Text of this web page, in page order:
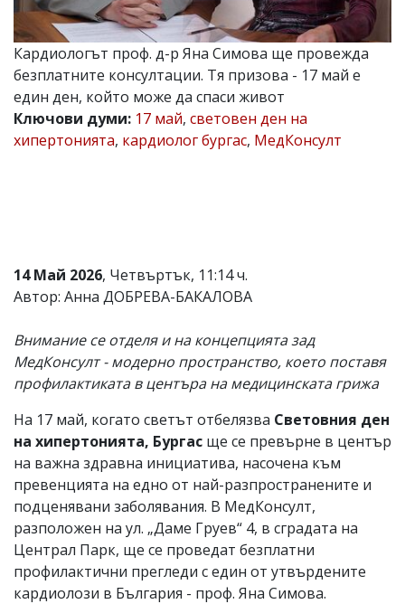
Главен
редактор:
Иван
Колев,
email:
Коментарите
под
не
носи
отговорност
тях!
Ако
откриете
обиден
вас
моля
сигнализирайте
ни!
Кардиологът проф. д-р Яна Симова ще провежда
безплатните консултации. Тя призова - 17 май е
един ден, който може да спаси живот
Ключови думи: 17 май, световен ден на
хипертонията, кардиолог бургас, МедКонсулт
14 Май 2026, Четвъртък, 11:14 ч.
Автор: Анна ДОБРЕВА-БАКАЛОВА
Внимание се отделя и на концепцията зад
МедКонсулт - модерно пространство, което поставя
профилактиката в центъра на медицинската грижа
На 17 май, когато светът отбелязва Световния ден
на хипертонията, Бургас ще се превърне в център
на важна здравна инициатива, насочена към
превенцията на едно от най-разпространените и
подценявани заболявания. В МедКонсулт,
разположен на ул. „Даме Груев“ 4, в сградата на
Централ Парк, ще се проведат безплатни
профилактични прегледи с един от утвърдените
кардиолози в България - проф. Яна Симова.